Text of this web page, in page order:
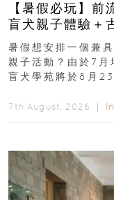
【暑假必玩】
盲犬親子體驗
組免費名額
暑假想安排一個兼
親子活動？由於7月
盲犬學苑將於8月
7th August, 2026 ｜ In